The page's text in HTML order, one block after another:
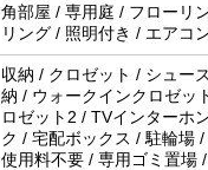
角部屋 / 専用庭 / フローリ
リング / 照明付き / エアコ
収納 / クロゼット / シュー
納 / ウォークインクロゼッ
ロゼット2 / TVインターホ
ク / 宅配ボックス / 駐輪場
使用料不要 / 専用ゴミ置場 /